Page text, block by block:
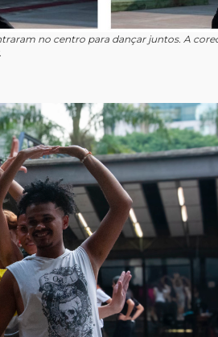
no centro para dançar juntos. A